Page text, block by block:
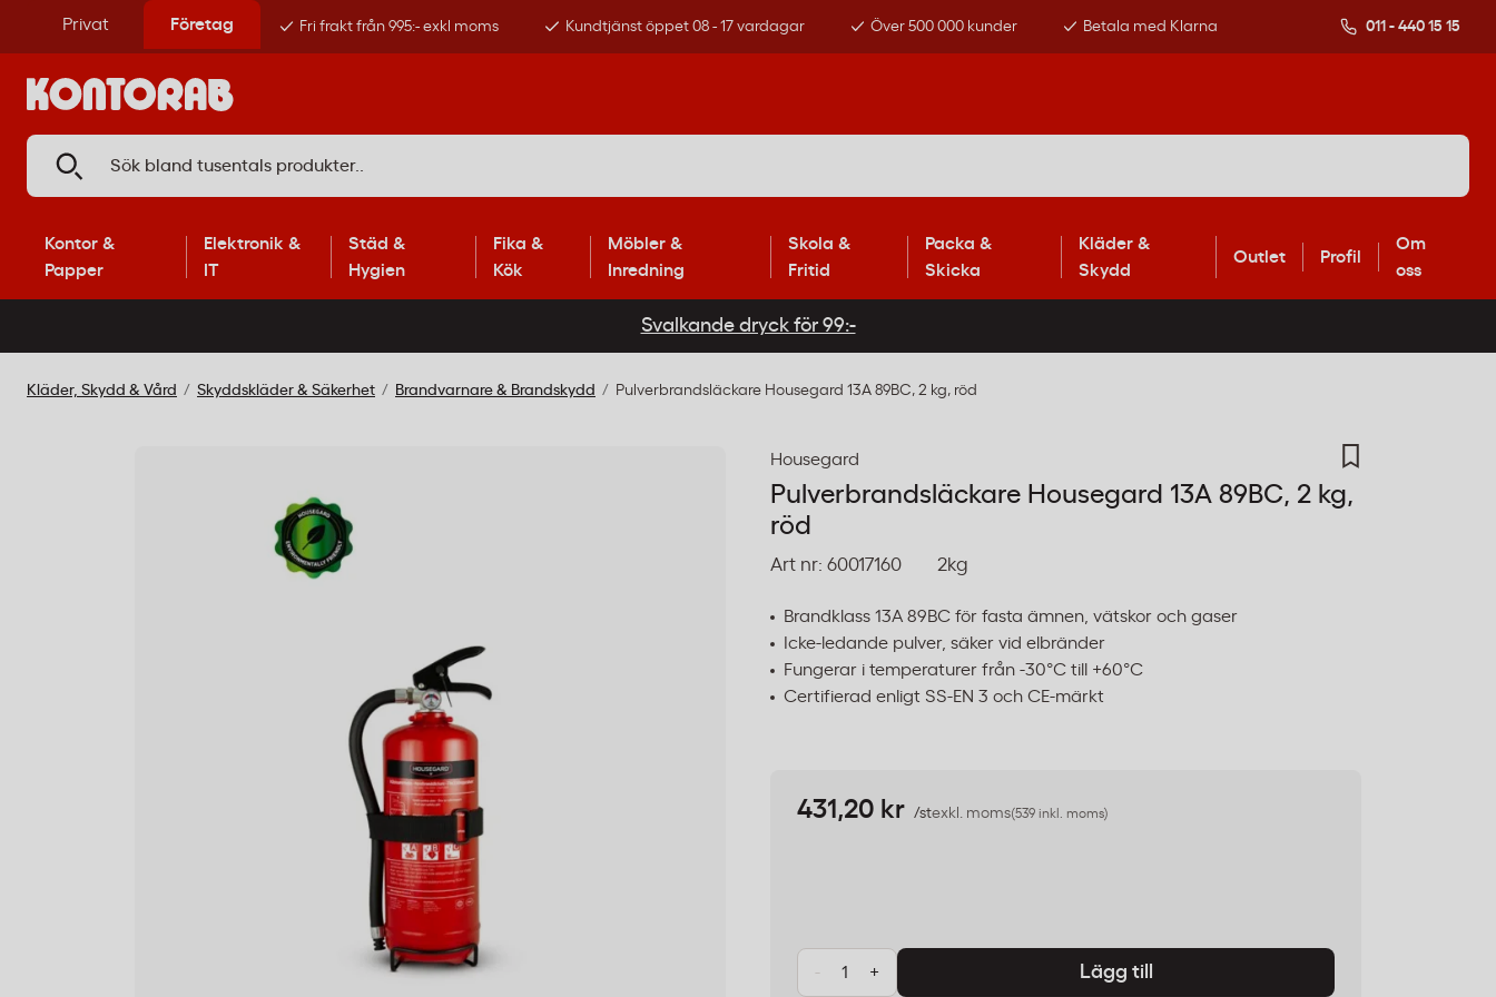
Privat Företag Fri frakt från 995:- exkl moms Kundtjänst öppet 08 - 17 vardagar Över 500 000 kunder Betala med Klarna 011 - 440 15 15
Kontor &
Papper
Elektronik &
IT
Städ &
Hygien
Fika &
Kök
Möbler &
Inredning
Skola &
Fritid
Packa &
Skicka
Kläder &
Skydd
Outlet Profil
Om
oss
Svalkande dryck för 99:-
Kläder, Skydd & Vård Skyddskläder & Säkerhet Brandvarnare & Brandskydd Pulverbrandsläckare Housegard 13A 89BC, 2 kg, röd
Housegard
Pulverbrandsläckare Housegard 13A 89BC, 2 kg,
röd
Art nr: 60017160 2kg
Brandklass 13A 89BC för fasta ämnen, vätskor och gaser
Icke-ledande pulver, säker vid elbränder
Fungerar i temperaturer från -30°C till +60°C
Certifierad enligt SS-EN 3 och CE-märkt
431,20 kr /stexkl. moms(539 inkl. moms)
- + Lägg till